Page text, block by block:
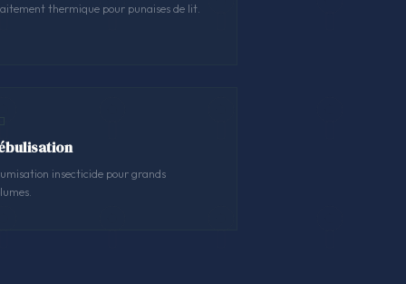
thermique pour punaises de lit.
insecticide pour grands